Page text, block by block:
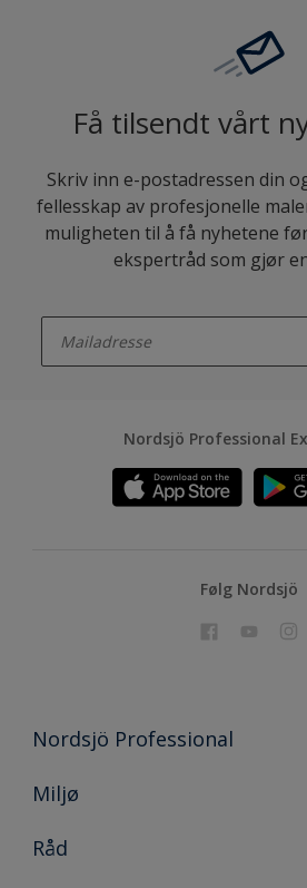
Få tilsendt vårt
Skriv inn e-postadressen din
fellesskap av profesjonelle
muligheten til å få nyhetene
ekspertråd som gjør
Nordsjö Professional
Følg Nordsjö
Nordsjö Professional
Kontakt oss
Prosjekt
Miljø
Bærekraftig utvikling
Råd